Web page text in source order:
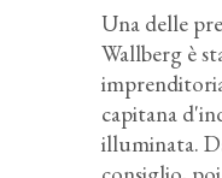
Una delle
Wallberg è
capitana
illuminata.